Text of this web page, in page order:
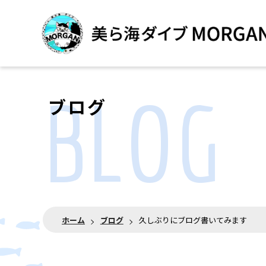
ブログ
BLOG
ホーム ブログ 久しぶりにブログ書いてみます